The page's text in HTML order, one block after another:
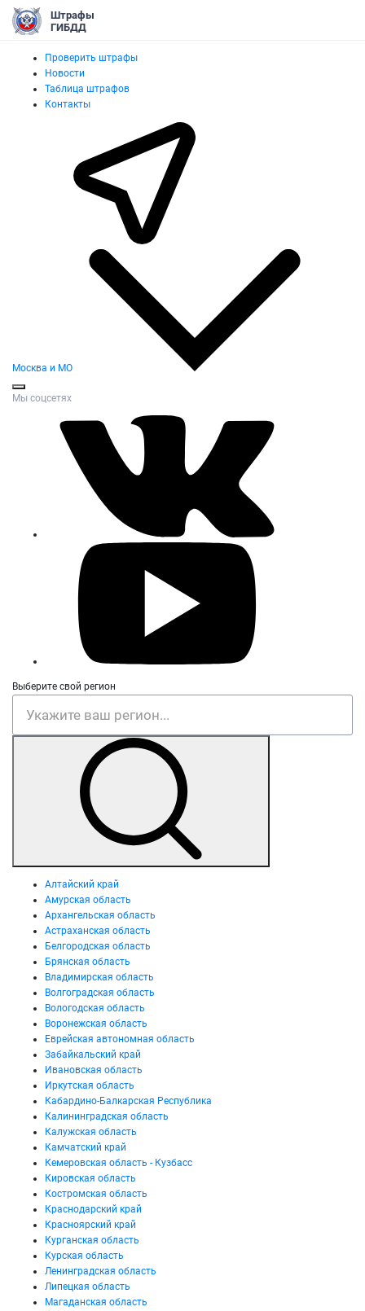
Штрафы
ГИБДД
Проверить штрафы
Новости
Таблица штрафов
Контакты
Москва и МО
Мы соцсетях
Выберите свой регион
Алтайский край
Амурская область
Архангельская область
Астраханская область
Белгородская область
Брянская область
Владимирская область
Волгоградская область
Вологодская область
Воронежская область
Еврейская автономная область
Забайкальский край
Ивановская область
Иркутская область
Кабардино-Балкарская Республика
Калининградская область
Калужская область
Камчатский край
Кемеровская область - Кузбасс
Кировская область
Костромская область
Краснодарский край
Красноярский край
Курганская область
Курская область
Ленинградская область
Липецкая область
Магаданская область